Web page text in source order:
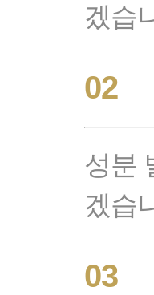
겠습
02
성분
겠습
03